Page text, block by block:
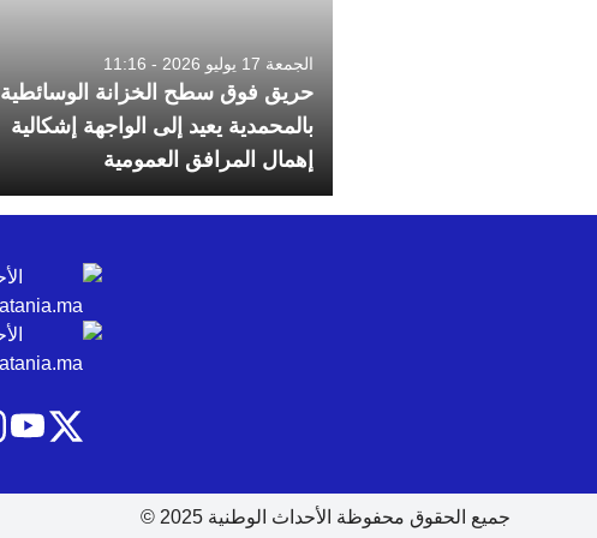
الجمعة 17 يوليو 2026 - 11:16
حريق فوق سطح الخزانة الوسائطية
بالمحمدية يعيد إلى الواجهة إشكالية
إهمال المرافق العمومية
جميع الحقوق محفوظة الأحداث الوطنية 2025 ©